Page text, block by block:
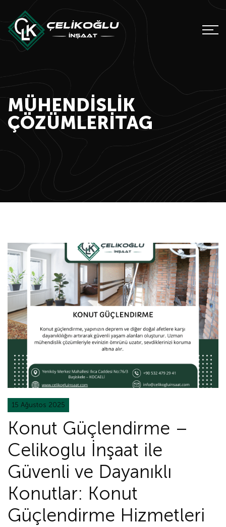
MÜHENDISLIK
ÇÖZÜMLERITAG
15 Ağustos 2025
Konut Güçlendirme –
Celikoglu İnşaat ile
Güvenli ve Dayanıklı
Konutlar: Konut
Güçlendirme Hizmetleri